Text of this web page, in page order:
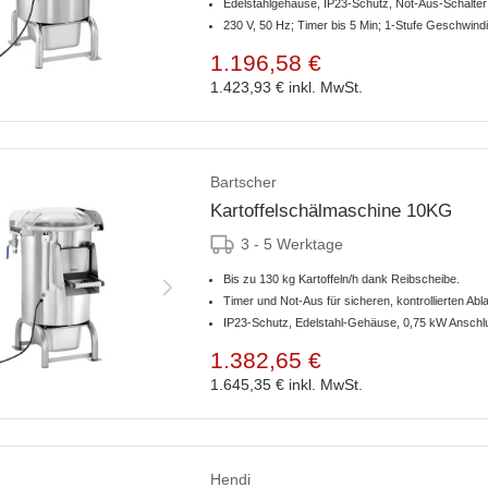
Edelstahlgehäuse, IP23-Schutz, Not-Aus-Schalter
230 V, 50 Hz; Timer bis 5 Min; 1-Stufe
1.196,58 €
1.423,93 € inkl. MwSt.
Bartscher
Kartoffelschälmaschine 10KG
3 - 5 Werktage
Bis zu 130 kg Kartoffeln/h dank Reibscheibe.
Timer und Not-Aus für sicheren, kontrollierten
IP23-Schutz, Edelstahl-Gehäuse, 0,75 kW
1.382,65 €
1.645,35 € inkl. MwSt.
Hendi